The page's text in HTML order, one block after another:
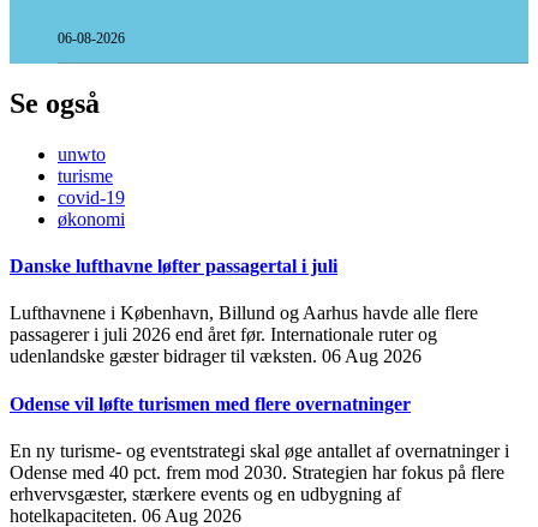
06-08-2026
Se også
unwto
turisme
covid-19
økonomi
Danske lufthavne løfter passagertal i juli
Lufthavnene i København, Billund og Aarhus havde alle flere
passagerer i juli 2026 end året før. Internationale ruter og
udenlandske gæster bidrager til væksten. 06 Aug 2026
Odense vil løfte turismen med flere overnatninger
En ny turisme- og eventstrategi skal øge antallet af overnatninger i
Odense med 40 pct. frem mod 2030. Strategien har fokus på flere
erhvervsgæster, stærkere events og en udbygning af
hotelkapaciteten. 06 Aug 2026